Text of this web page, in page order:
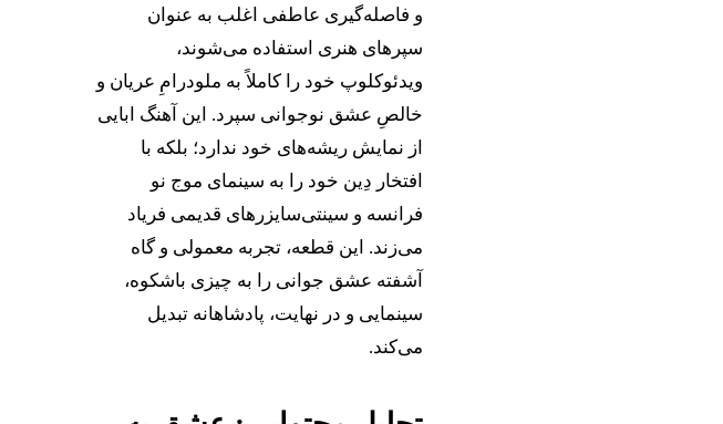
و فاصله‌گیری عاطفی اغلب به عنوان
سپرهای هنری استفاده می‌شوند،
ویدئوکلوپ خود را کاملاً به ملودرامِ عریان و
خالصِ عشق نوجوانی سپرد. این آهنگ ابایی
از نمایش ریشه‌های خود ندارد؛ بلکه با
افتخار دِین خود را به سینمای موج نو
فرانسه و سینتی‌سایزرهای قدیمی فریاد
می‌زند. این قطعه، تجربه معمولی و گاه
آشفته عشق جوانی را به چیزی باشکوه،
سینمایی و در نهایت، پادشاهانه تبدیل
می‌کند.